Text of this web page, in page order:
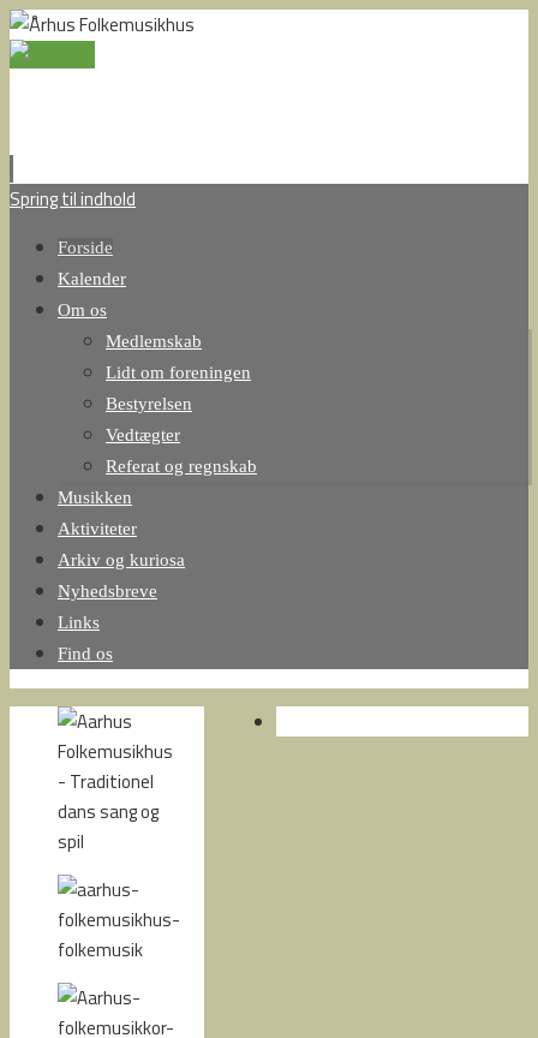
Spring til indhold
Forside
Kalender
Om os
Medlemskab
Lidt om foreningen
Bestyrelsen
Vedtægter
Referat og regnskab
Musikken
Aktiviteter
Arkiv og kuriosa
Nyhedsbreve
Links
Find os